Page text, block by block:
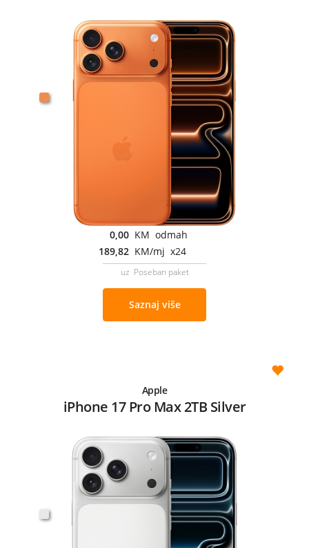
0,00 KM odmah
189,82 KM/mj x24
uz Poseban paket
Saznaj više
Apple
iPhone 17 Pro Max 2TB Silver